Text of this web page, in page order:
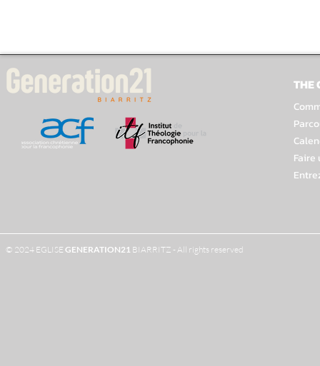
THE
Faire
© 2024 EGLISE GENERATION21 BIARRITZ - All rights reserved